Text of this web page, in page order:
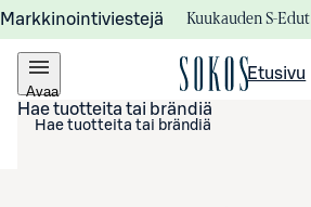
Markkinointiviestejä Kuukauden S-
Avaa
valikko
Etusivu
Hae tuotteita tai brändiä